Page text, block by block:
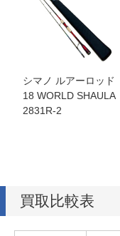
シマノ ルアーロッド
18 WORLD SHAULA
2831R-2
買取比較表